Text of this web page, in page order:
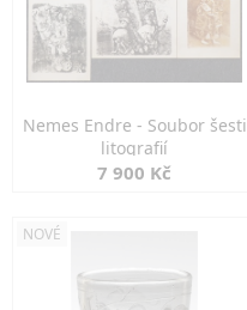
Nemes Endre - Soubor šesti
litografií
7 900 Kč
NOVÉ